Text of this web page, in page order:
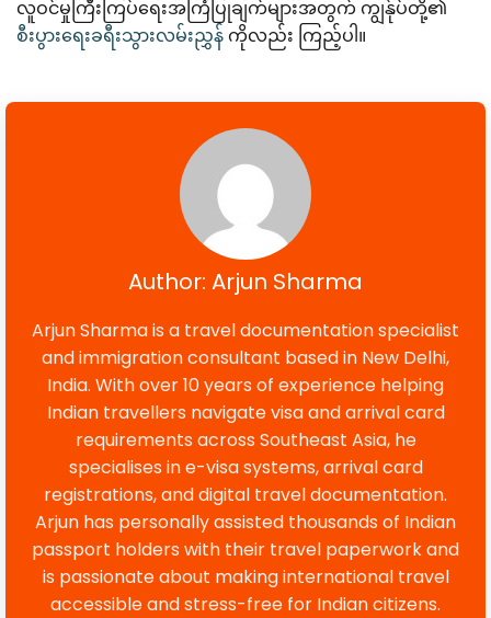
လူဝင်မှုကြီးကြပ်ရေးအကြံပြုချက်များအတွက် ကျွန်ုပ်တို့၏
စီးပွားရေးခရီးသွားလမ်းညွှန် ကိုလည်း ကြည့်ပါ။
Author: Arjun Sharma
Arjun Sharma is a travel documentation specialist
and immigration consultant based in New Delhi,
India. With over 10 years of experience helping
Indian travellers navigate visa and arrival card
requirements across Southeast Asia, he
specialises in e-visa systems, arrival card
registrations, and digital travel documentation.
Arjun has personally assisted thousands of Indian
passport holders with their travel paperwork and
is passionate about making international travel
accessible and stress-free for Indian citizens.